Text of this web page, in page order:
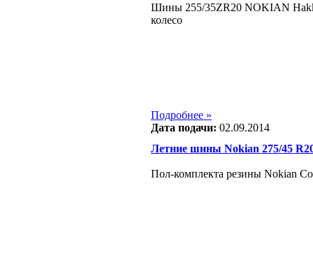
Шины 255/35ZR20 NOKIAN
колесо
Подробнее »
Дата подачи: 02.09.2014
Летние шины Nokian 275/45
Пол-комплекта резины Nokian